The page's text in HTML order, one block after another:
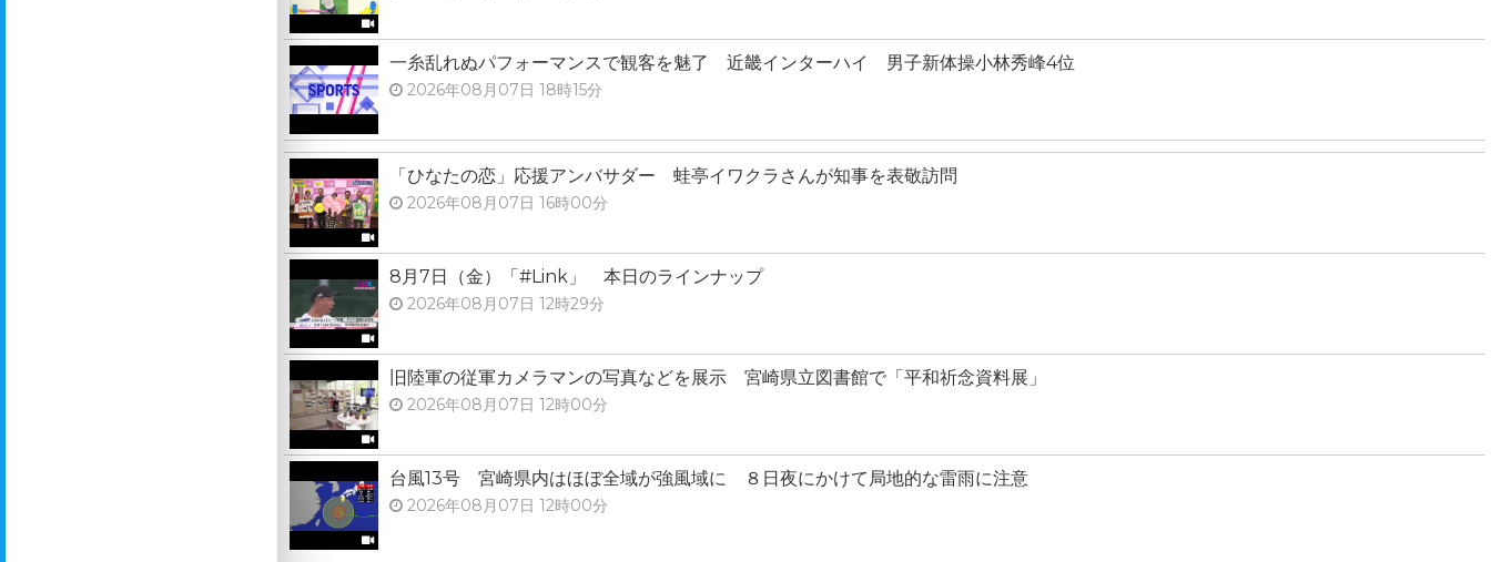
一糸乱れぬパフォーマンスで観客を魅了 近畿インターハイ 男子新体操小林秀峰4位
2026年08月07日 18時15分
「ひなたの恋」応援アンバサダー 蛙亭イワクラさんが知事を表敬訪問
2026年08月07日 16時00分
8月7日（金）「#Link」 本日のラインナップ
2026年08月07日 12時29分
旧陸軍の従軍カメラマンの写真などを展示 宮崎県立図書館で「平和祈念資料展」
2026年08月07日 12時00分
台風13号 宮崎県内はほぼ全域が強風域に ８日夜にかけて局地的な雷雨に注意
2026年08月07日 12時00分